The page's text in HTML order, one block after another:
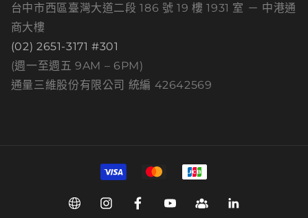
台中市西區臺灣大道二段 186 號 19 樓 1931 室 － 中港通
商大樓
(02) 2651-3171 #301
(週一至週五 9AM – 6PM)
通量三維股份有限公司 統編 42642569
Web InstagramFacebookYouTubeGroup Linkedin